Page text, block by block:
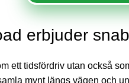
erbjuder
ett tidsfördriv utan också
mynt längs vägen och